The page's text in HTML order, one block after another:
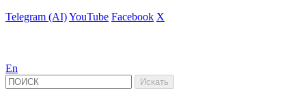
Telegram (AI)YouTube Facebook X
En